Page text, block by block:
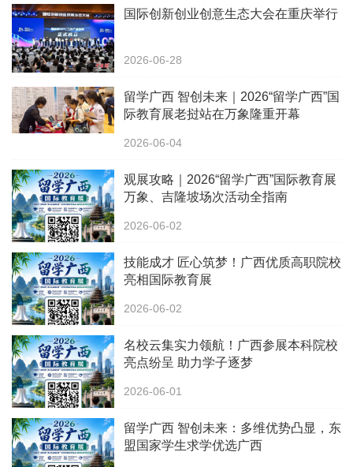
国际创新创业创意生态大会在重庆举行
2026-06-28
留学广西 智创未来｜2026“留学广西”国
际教育展老挝站在万象隆重开幕
2026-06-04
观展攻略｜2026“留学广西”国际教育展
万象、吉隆坡场次活动全指南
2026-06-02
技能成才 匠心筑梦！广西优质高职院校
亮相国际教育展
2026-06-02
名校云集实力领航！广西参展本科院校
亮点纷呈 助力学子逐梦
2026-06-01
留学广西 智创未来：多维优势凸显，东
盟国家学生求学优选广西